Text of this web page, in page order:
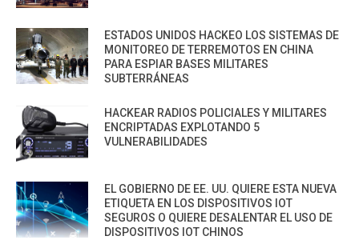
ESTADOS UNIDOS HACKEO LOS SISTEMAS DE
MONITOREO DE TERREMOTOS EN CHINA
PARA ESPIAR BASES MILITARES
SUBTERRÁNEAS
HACKEAR RADIOS POLICIALES Y MILITARES
ENCRIPTADAS EXPLOTANDO 5
VULNERABILIDADES
EL GOBIERNO DE EE. UU. QUIERE ESTA NUEVA
ETIQUETA EN LOS DISPOSITIVOS IOT
SEGUROS O QUIERE DESALENTAR EL USO DE
DISPOSITIVOS IOT CHINOS